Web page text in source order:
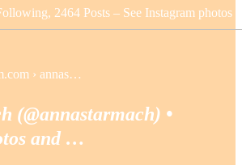
2464 Posts – See Instagram photos
› annas…
(@annastarmach) •
and …